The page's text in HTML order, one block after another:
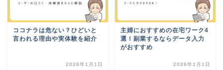
ココナラは危ない？ひどいと
言われる理由や実体験を紹介
2026年1月1日
主婦におすすめの在宅ワーク4
選！副業するならデータ入力
がおすすめ
2026年1月1日